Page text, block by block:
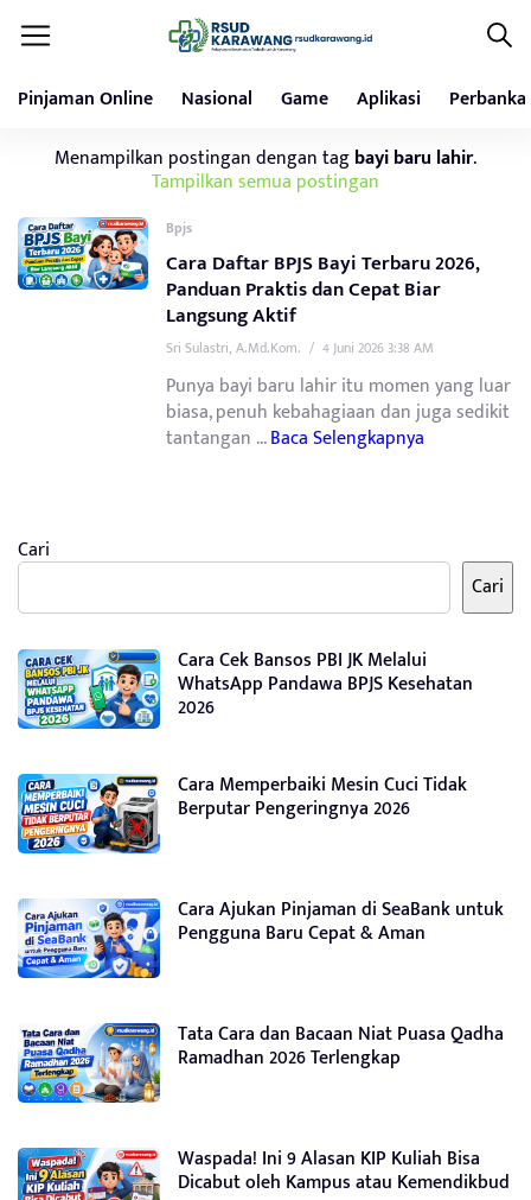
Pinjaman Online Nasional Game Aplikasi
Menampilkan postingan dengan tagbayi baru lahir.
Tampilkan semua postingan
Bpjs
Cara Daftar BPJS Bayi Terbaru 2026,
Panduan Praktis dan Cepat Biar
Langsung Aktif
Sri Sulastri, A.Md.Kom. / 4 Juni 2026 3:38 AM
Punya bayi baru lahir itu momen yang luar
biasa, penuh kebahagiaan dan juga sedikit
tantangan ...Baca Selengkapnya
Cari
Cari
Cara Cek Bansos PBI JK Melalui
WhatsApp Pandawa BPJS Kesehatan
2026
Cara Memperbaiki Mesin Cuci Tidak
Berputar Pengeringnya 2026
Cara Ajukan Pinjaman di SeaBank untuk
Pengguna Baru Cepat & Aman
Tata Cara dan Bacaan Niat Puasa Qadha
Ramadhan 2026 Terlengkap
Waspada! Ini 9 Alasan KIP Kuliah Bisa
Dicabut oleh Kampus atau Kemendikbud